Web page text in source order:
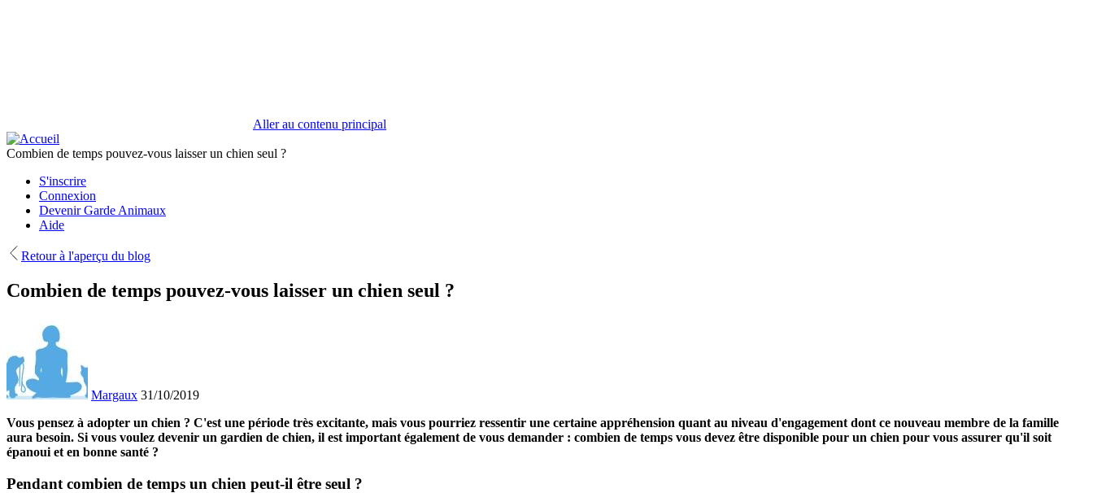
Aller au contenu principal
Combien de temps pouvez-vous laisser un chien seul ?
S'inscrire
Connexion
Devenir Garde Animaux
Aide
Retour à l'aperçu du blog
Combien de temps pouvez-vous laisser un chien seul ?
Margaux 31/10/2019
Vous pensez à adopter un chien ? C'est une période très excitante, mais vous pourriez ressentir une certaine appréhension quant au niveau d'engagement dont ce nouveau membre de la famille
aura besoin. Si vous voulez devenir un gardien de chien, il est important également de vous demander : combien de temps vous devez être disponible pour un chien pour vous assurer qu'il soit
épanoui et en bonne santé ?
Pendant combien de temps un chien peut-il être seul ?